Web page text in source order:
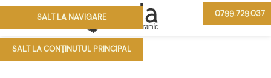
SALT LA NAVIGARE
SALT LA CONȚINUTUL PRINCIPAL
0799.729.037